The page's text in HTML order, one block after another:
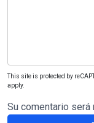
This site is protected by
apply.
Su comentario